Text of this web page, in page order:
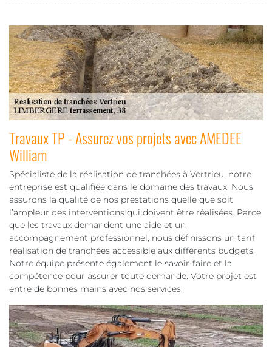
Travaux TP - Assurez vos projets avec AMEDEE
William
Spécialiste de la réalisation de tranchées à Vertrieu, notre
entreprise est qualifiée dans le domaine des travaux. Nous
assurons la qualité de nos prestations quelle que soit
l’ampleur des interventions qui doivent être réalisées. Parce
que les travaux demandent une aide et un
accompagnement professionnel, nous définissons un tarif
réalisation de tranchées accessible aux différents budgets.
Notre équipe présente également le savoir-faire et la
compétence pour assurer toute demande. Votre projet est
entre de bonnes mains avec nos services.